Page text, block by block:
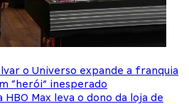
o Universo expande a franquia
“herói” inesperado
Max leva o dono da loja de